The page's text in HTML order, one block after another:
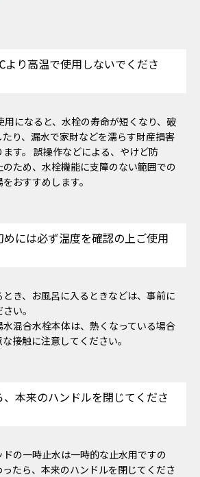
り高温で使用しないでくださ
になると、水栓の寿命が短くなり、破
り、漏水で家財などを濡らす財産損害
す。 誤操作などによる、やけど防
ため、水栓機能に支障のない範囲での
おすすめします。
には必ず温度を確認の上ご使用
き、お風呂に入るときなどは、事前に
い。
混合水栓本体は、熱くなっている場合
接触に注意してください。
本来のハンドルを閉じてくださ
の一時止水は一時的な止水用ですの
たら、本来のハンドルを閉じてくださ